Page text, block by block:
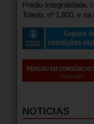
Prédio Integralidade,
Toledo, nº 1.800, e
NOTICIAS